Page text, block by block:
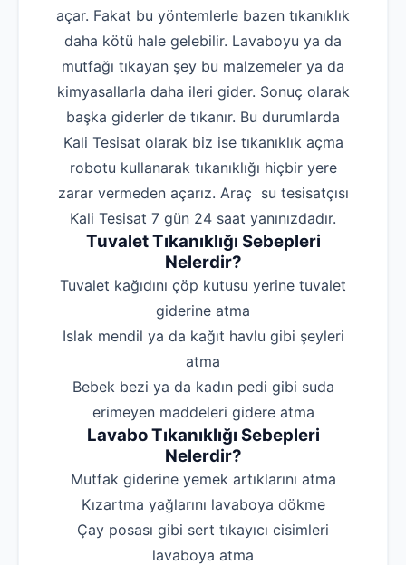
açar. Fakat bu yöntemlerle bazen tıkanıklık
daha kötü hale gelebilir. Lavaboyu ya da
mutfağı tıkayan şey bu malzemeler ya da
kimyasallarla daha ileri gider. Sonuç olarak
başka giderler de tıkanır. Bu durumlarda
Kali Tesisat olarak biz ise tıkanıklık açma
robotu kullanarak tıkanıklığı hiçbir yere
zarar vermeden açarız. Araç su tesisatçısı
Kali Tesisat 7 gün 24 saat yanınızdadır.
Tuvalet Tıkanıklığı Sebepleri
Nelerdir?
‌Tuvalet kağıdını çöp kutusu yerine tuvalet
giderine atma
‌Islak mendil ya da kağıt havlu gibi şeyleri
atma
‌Bebek bezi ya da kadın pedi gibi suda
erimeyen maddeleri gidere atma
Lavabo Tıkanıklığı Sebepleri
Nelerdir?
‌Mutfak giderine yemek artıklarını atma
‌Kızartma yağlarını lavaboya dökme
‌Çay posası gibi sert tıkayıcı cisimleri
lavaboya atma